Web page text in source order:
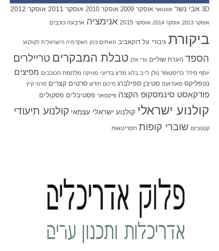
3D אבי נשר אווטאר אוסקר 2009 אוסקר 2010 אוסקר 2011 אוסקר 2012
אוסקר 2013 אוסקר 2014 אוסקר 2015 אנימציה ארבעה כוכבים
ביקורת גיבורי על דוקאביב האחים כהן האקדמיה הישראלית לקולנוע
הספד הערת שוליים וודי אלן טבלת המבקרים טריילרים
יוסף סידר כריסטופר נולן לייב בלוג מדע בדיוני מוזיקה מלחמת הכוכבים מפיצים
נטפליקס סאנדאנס סטיבן ספילברג סיכום חודש סרטים קצרים סרטי קיץ
פודקאסט סינמסקופ הקצה פיקסאר פסטיבלים פסקולים
קולנוע ישראלי קולנוע ישראלי עצמאי קולנוע תיעודי
קטנוניזם שוברי קופות תסריטאות